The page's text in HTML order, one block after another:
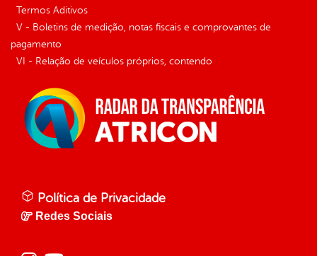
Termos Aditivos
V - Boletins de medição, notas fiscais e comprovantes de
pagamento
VI - Relação de veículos próprios, contendo
Política de Privacidade
Redes Sociais